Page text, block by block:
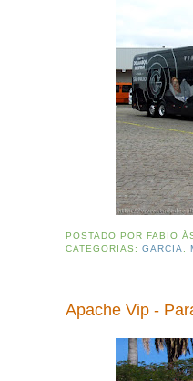
POSTADO PORFABIO
CATEGORIAS:GARCIA ,
Apache Vip -